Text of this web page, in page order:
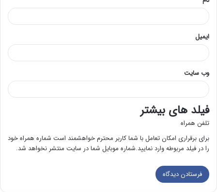
ایمیل
وب‌ سایت
فیلد های بیشتر
تلفن همراه
برای برقراری امکان تعامل با شما کاربر محترم خواهشمند است شماره همراه خود
را در فیلد مربوطه وارد نمایید.شماره موبایل شما در سایت منتشر نخواهد شد.